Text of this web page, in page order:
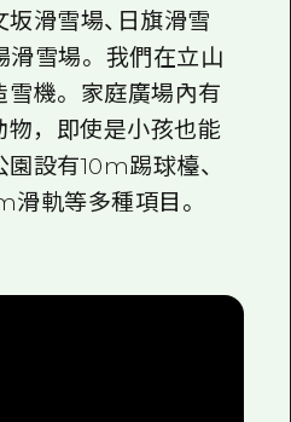
滑雪場、日旗滑雪
滑雪場。 我們在立山
機。 家庭廣場內有
物，即使是小孩也能
設有10m踢球檯、
滑軌等多種項目。